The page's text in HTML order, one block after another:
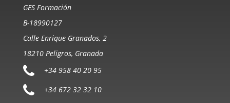
GES Formación
B-18990127
Calle Enrique Granados, 2
18210 Peligros, Granada
+34 958 40 20 95
+34 672 32 32 10